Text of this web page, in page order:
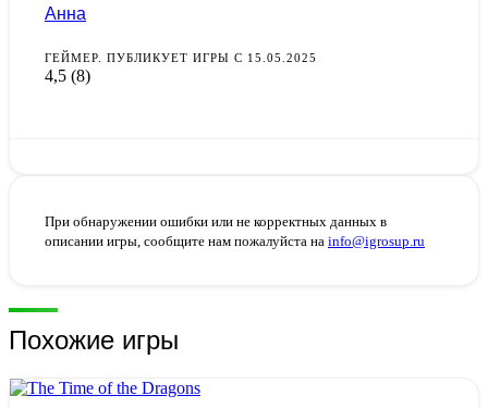
Анна
ГЕЙМЕР. ПУБЛИКУЕТ ИГРЫ С 15.05.2025
4,5 (8)
При обнаружении ошибки или не корректных данных в
описании игры, сообщите нам пожалуйста на info@igrosup.ru
Похожие игры